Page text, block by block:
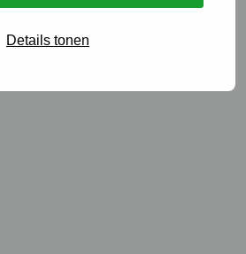
Details tonen